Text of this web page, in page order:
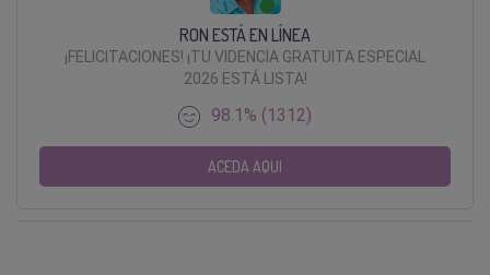
RON ESTÁ EN LÍNEA
¡FELICITACIONES! ¡TU VIDENCIA GRATUITA ESPECIAL
2026 ESTÁ LISTA!
98.1% (1312)
ACEDA AQUI